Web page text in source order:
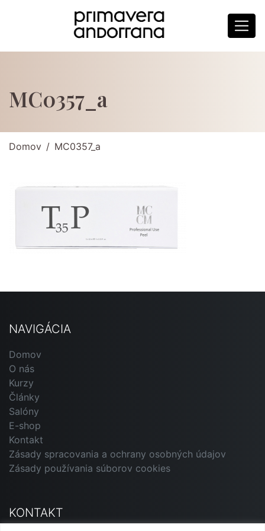
MC0357_a
Domov MC0357_a
NAVIGÁCIA
Domov
O nás
Kurzy
Články
Salóny
E-shop
Kontakt
Zásady spracovania a ochrany osobných údajov
Zásady používania súborov cookies
KONTAKT